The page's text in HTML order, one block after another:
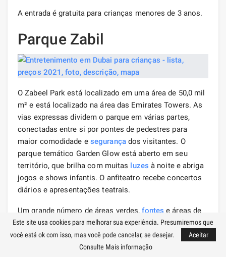
A entrada é gratuita para crianças menores de 3 anos.
Parque Zabil
O Zabeel Park está localizado em uma área de 50,0 mil
m² e está localizado na área das Emirates Towers. As
vias expressas dividem o parque em várias partes,
conectadas entre si por pontes de pedestres para
maior comodidade e segurançados visitantes. O
parque temático Garden Glow está aberto em seu
território, que brilha com muitas luzes à noite e abriga
jogos e shows infantis. O anfiteatro recebe concertos
diários e apresentações teatrais.
Um grande número de áreas verdes,fontes e áreas de
churrasco fazem do parque um ótimo lugar para passar
o tempo ao ar livre. Veranistas são fornecidos com
caminhos para andar de bicicleta, patins e ATVs;
Este site usa cookies para melhorar sua experiência. Presumiremos que
você está ok com isso, mas você pode cancelar, se desejar.
Aceitar
Consulte Mais informação